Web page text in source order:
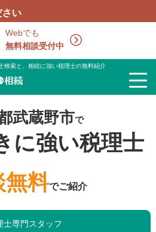
Webでも
無料相談受付中
検索と、相続に強い税理士の無料紹介
武蔵野市で
に強い税理士
無料でご紹介
士専門スタッフ